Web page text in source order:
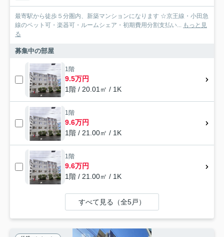
最寄駅から徒歩５分圏内、新築マンションになります ☆京王線・小田急
線のペット可・楽器可・ルームシェア・初期費用分割支払い... もっと見
る
募集中の部屋
1階
9.5万円
1階 / 20.01㎡ / 1K
1階
9.6万円
1階 / 21.00㎡ / 1K
1階
9.6万円
1階 / 21.00㎡ / 1K
すべて見る（全5戸）